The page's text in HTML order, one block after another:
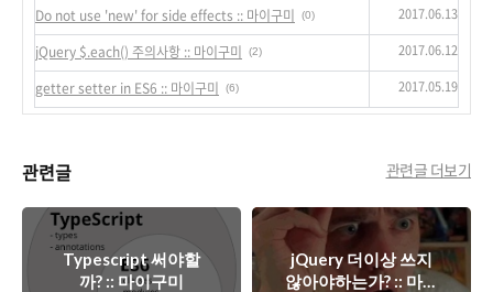
Do not use 'new' for side effects :: 마이구미 (0) 2017.06.13
jQuery $.each() 주의사항 :: 마이구미 (2) 2017.06.12
getter setter in ES6 :: 마이구미 (6) 2017.05.19
관련글 관련글 더보기
Typescript 써야할
까? :: 마이구미
jQuery 더이상 쓰지
않아야하는가? :: 마이